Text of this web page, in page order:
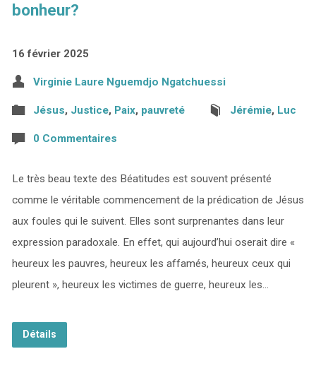
bonheur?
16 février 2025
Virginie Laure Nguemdjo Ngatchuessi
Jésus, Justice, Paix, pauvreté Jérémie, Luc
0 Commentaires
Le très beau texte des Béatitudes est souvent présenté
comme le véritable commencement de la prédication de Jésus
aux foules qui le suivent. Elles sont surprenantes dans leur
expression paradoxale. En effet, qui aujourd’hui oserait dire «
heureux les pauvres, heureux les affamés, heureux ceux qui
pleurent », heureux les victimes de guerre, heureux les…
Détails